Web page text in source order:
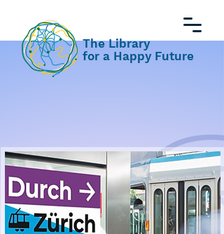
The Library
for a Happy Future